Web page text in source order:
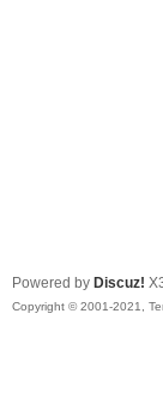
Powered by Discuz!
Copyright © 2001-2021,